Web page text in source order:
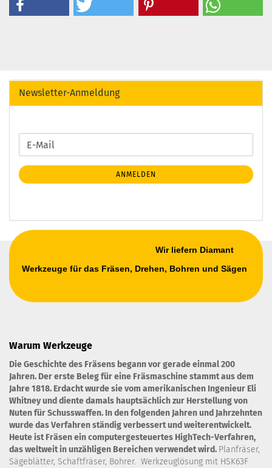
Newsletter-Anmeldung
WEITER
ZUR
NEWSLETTER-
ANMELDUNG
E-
Mail
ANMELDEN
Wir liefern Diamant
Werkzeuge für das Fräsen, Drehen, Bohren und Sägen
Warum Werkzeuge
Die Geschichte des Fräsens begann vor gerade einmal 200
Jahren. Der erste Beleg für eine Fräsmaschine stammt aus dem
Jahre 1818. Erdacht wurde sie vom amerikanischen Ingenieur Eli
Whitney und diente damals hauptsächlich zur Herstellung von
Nuten für Schusswaffen. In den folgenden Jahren und Jahrzehnten
wurde das Verfahren ständig verbessert und weiterentwickelt.
Heute ist Fräsen ein computergesteuertes HighTech-Verfahren,
das weltweit in unzähligen Bereichen verwendet wird. Planfräser,
Sägeblätter, Schaftfräser, Bohrer. Werkzeuglösung mit HSK63F